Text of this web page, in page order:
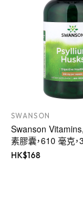
SWANSON
Swanson
素膠囊，610 毫克
HK$168